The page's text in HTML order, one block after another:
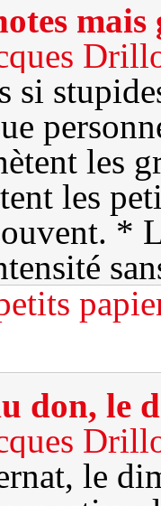
mais
si
les
les
*
don, le
le